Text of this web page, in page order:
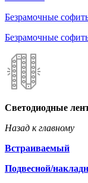
Безрамочные
Безрамочные
Светодиодные
Назад к главному
Встраиваемый
Подвесной/